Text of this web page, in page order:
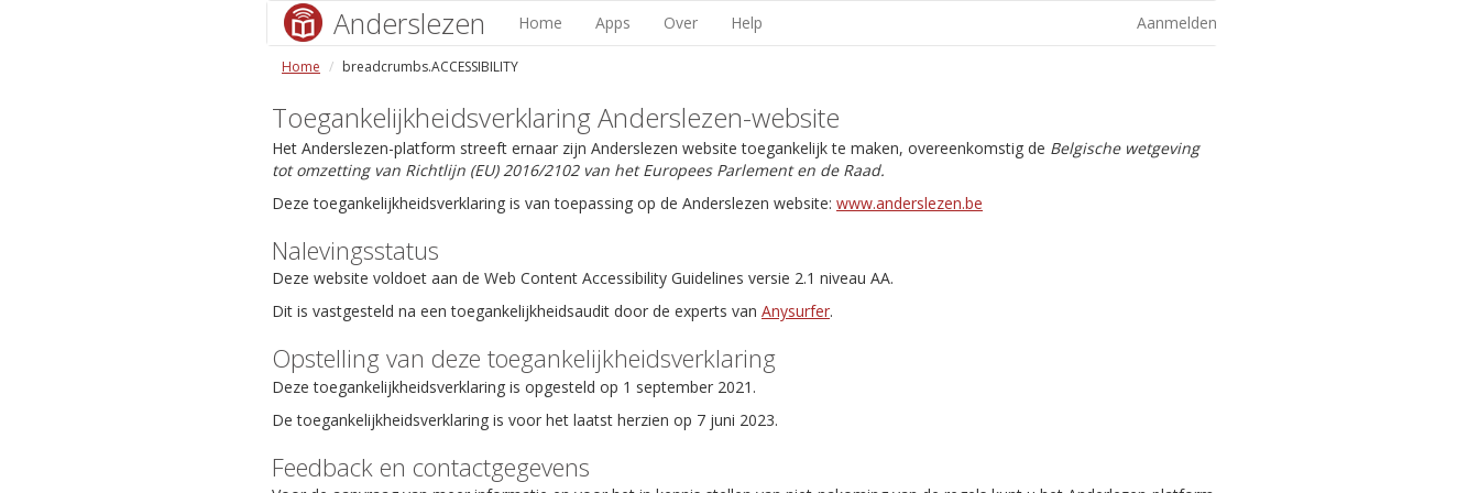
Anderslezen Home Apps Over Help Aanmelden
Home breadcrumbs.ACCESSIBILITY
Toegankelijkheidsverklaring Anderslezen-website
Het Anderslezen-platform streeft ernaar zijn Anderslezen website toegankelijk te maken, overeenkomstig de Belgische wetgeving
tot omzetting van Richtlijn (EU) 2016/2102 van het Europees Parlement en de Raad.
Deze toegankelijkheidsverklaring is van toepassing op de Anderslezen website: www.anderslezen.be
Nalevingsstatus
Deze website voldoet aan de Web Content Accessibility Guidelines versie 2.1 niveau AA.
Dit is vastgesteld na een toegankelijkheidsaudit door de experts van Anysurfer.
Opstelling van deze toegankelijkheidsverklaring
Deze toegankelijkheidsverklaring is opgesteld op 1 september 2021.
De toegankelijkheidsverklaring is voor het laatst herzien op 7 juni 2023.
Feedback en contactgegevens